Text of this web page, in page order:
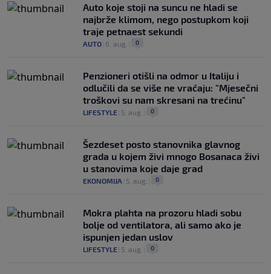
Auto koje stoji na suncu ne hladi se
najbrže klimom, nego postupkom koji
traje petnaest sekundi
AUTO 6. aug. 0
Penzioneri otišli na odmor u Italiju i
odlučili da se više ne vraćaju: "Mjesečni
troškovi su nam skresani na trećinu"
LIFESTYLE 5. aug. 0
Šezdeset posto stanovnika glavnog
grada u kojem živi mnogo Bosanaca živi
u stanovima koje daje grad
EKONOMIJA 5. aug. 0
Mokra plahta na prozoru hladi sobu
bolje od ventilatora, ali samo ako je
ispunjen jedan uslov
LIFESTYLE 5. aug. 0